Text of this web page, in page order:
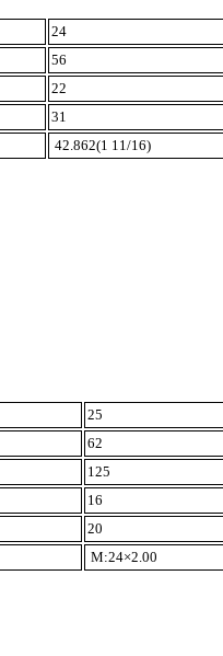
24
56
22
31
42.862(1 11/16)
25
62
125
16
20
M:24×2.00